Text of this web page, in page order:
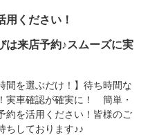
用ください！
は来店予約♪スムーズに実
間を選ぶだけ！】待ち時間な
実車確認が確実に！ 簡単・
約を活用ください！皆様のご
ちしております♪♪